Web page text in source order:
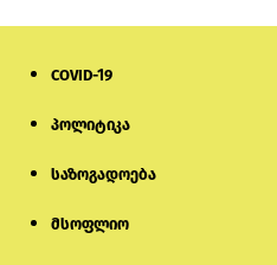
COVID-19
პოლიტიკა
საზოგადოება
მსოფლიო